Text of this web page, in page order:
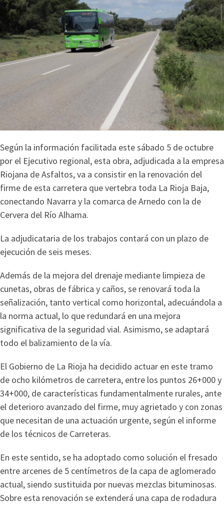
Según la información facilitada este sábado 5 de octubre
por el Ejecutivo regional, esta obra, adjudicada a la empresa
Riojana de Asfaltos, va a consistir en la renovación del
firme de esta carretera que vertebra toda La Rioja Baja,
conectando Navarra y la comarca de Arnedo con la de
Cervera del Río Alhama.
La adjudicataria de los trabajos contará con un plazo de
ejecución de seis meses.
Además de la mejora del drenaje mediante limpieza de
cunetas, obras de fábrica y caños, se renovará toda la
señalización, tanto vertical como horizontal, adecuándola a
la norma actual, lo que redundará en una mejora
significativa de la seguridad vial. Asimismo, se adaptará
todo el balizamiento de la vía.
El Gobierno de La Rioja ha decidido actuar en este tramo
de ocho kilómetros de carretera, entre los puntos 26+000 y
34+000, de características fundamentalmente rurales, ante
el deterioro avanzado del firme, muy agrietado y con zonas
que necesitan de una actuación urgente, según el informe
de los técnicos de Carreteras.
En este sentido, se ha adoptado como solución el fresado
entre arcenes de 5 centímetros de la capa de aglomerado
actual, siendo sustituida por nuevas mezclas bituminosas.
Sobre esta renovación se extenderá una capa de rodadura